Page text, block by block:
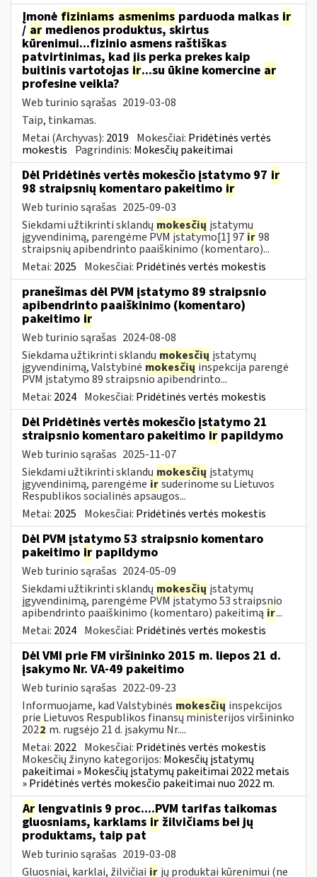
Įmonė fiziniams asmenims parduoda malkas ir
/ ar medienos produktus, skirtus
kūrenimui...fizinio asmens raštiškas
patvirtinimas, kad jis perka prekes kaip
buitinis vartotojas ir...su ūkine komercine ar
profesine veikla?
Web turinio sąrašas 2019-03-08
Taip, tinkamas.
Metai (Archyvas): 2019 Mokesčiai: Pridėtinės vertės
mokestis Pagrindinis: Mokesčių pakeitimai
Dėl Pridėtinės vertės mokesčio įstatymo 97 ir
98 straipsnių komentaro pakeitimo ir
Web turinio sąrašas 2025-09-03
Siekdami užtikrinti sklandų mokesčių įstatymų
įgyvendinimą, parengėme PVM įstatymo[1] 97 ir98
straipsnių apibendrinto paaiškinimo (komentaro)...
Metai: 2025 Mokesčiai: Pridėtinės vertės mokestis
pranešimas dėl PVM įstatymo 89 straipsnio
apibendrinto paaiškinimo (komentaro)
pakeitimo ir
Web turinio sąrašas 2024-08-08
Siekdama užtikrinti sklandų mokesčių įstatymų
įgyvendinimą, Valstybinė mokesčiųinspekcija parengė
PVM įstatymo 89 straipsnio apibendrinto...
Metai: 2024 Mokesčiai: Pridėtinės vertės mokestis
Dėl Pridėtinės vertės mokesčio įstatymo 21
straipsnio komentaro pakeitimo ir papildymo
Web turinio sąrašas 2025-11-07
Siekdami užtikrinti sklandų mokesčių įstatymų
įgyvendinimą, parengėme irsuderinome su Lietuvos
Respublikos socialinės apsaugos...
Metai: 2025 Mokesčiai: Pridėtinės vertės mokestis
Dėl PVM įstatymo 53 straipsnio komentaro
pakeitimo ir papildymo
Web turinio sąrašas 2024-05-09
Siekdami užtikrinti sklandų mokesčių įstatymų
įgyvendinimą, parengėme PVM įstatymo 53 straipsnio
apibendrinto paaiškinimo (komentaro) pakeitimą ir...
Metai: 2024 Mokesčiai: Pridėtinės vertės mokestis
Dėl VMI prie FM viršininko 2015 m. liepos 21 d.
įsakymo Nr. VA-49 pakeitimo
Web turinio sąrašas 2022-09-23
Informuojame, kad Valstybinės mokesčių inspekcijos
prie Lietuvos Respublikos finansų ministerijos viršininko
2022 m. rugsėjo 21 d. įsakymu Nr....
Metai: 2022 Mokesčiai: Pridėtinės vertės mokestis
Mokesčių žinyno kategorijos: Mokesčių įstatymų
pakeitimai » Mokesčių įstatymų pakeitimai 2022 metais
» Pridėtinės vertės mokesčio pakeitimai nuo 2022 m.
Ar lengvatinis 9 proc....PVM tarifas taikomas
gluosniams, karklams ir žilvičiams bei jų
produktams, taip pat
Web turinio sąrašas 2019-03-08
Gluosniai, karklai, žilvičiai ir jų produktai kūrenimui (ne